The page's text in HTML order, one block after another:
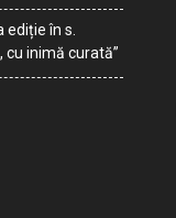
ediție în s.
cu inimă curată”